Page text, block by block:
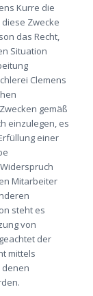
Kurre die
Zwecke
das Recht,
Situation
Clemens
gemäß
einzulegen, es
einer
Mitarbeiter
steht es
von
der
mittels